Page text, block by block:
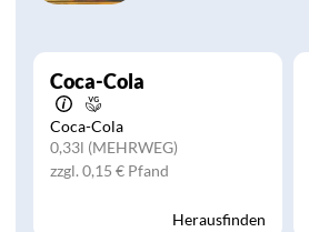
Coca-Cola
Coca-Cola
0,33l (MEHRWEG)
zzgl. 0,15 € Pfand
Herausfinden